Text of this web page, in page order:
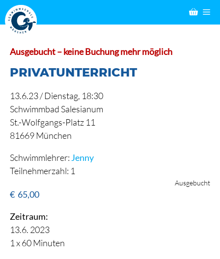
Zum
Inhalt
springen
Ausgebucht – keine Buchung mehr möglich
PRIVATUNTERRICHT
13.6.23 /Dienstag, 18:30
Schwimmbad Salesianum
St.-Wolfgangs-Platz 11
81669 München
Schwimmlehrer: Jenny
Teilnehmerzahl: 1
Ausgebucht
€ 65,00
Zeitraum:
13.6. 2023
1 x 60 Minuten